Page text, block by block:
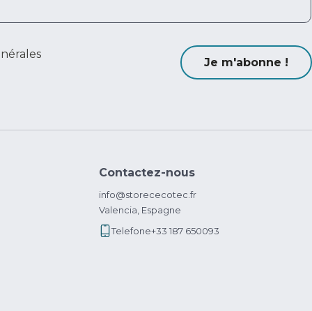
Je m'abonne !
Contactez-nous
info@storececotec.fr
Valencia, Espagne
Telefone+33 187 650093